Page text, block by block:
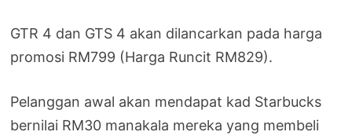
GTR 4 dan GTS 4 akan dilancarkan pada harga
promosi RM799 (Harga Runcit RM829).
Pelanggan awal akan mendapat kad Starbucks
bernilai RM30 manakala mereka yang membeli